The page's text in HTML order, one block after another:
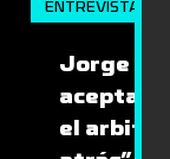
ENTREVISTA
Jorge
aceptar
el